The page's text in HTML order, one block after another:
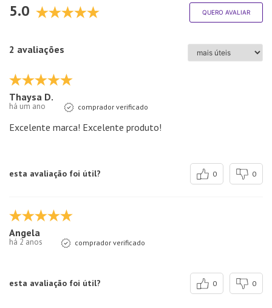
5.0
QUERO AVALIAR
2 avaliações
Thaysa D.
há um ano comprador verificado
Excelente marca! Excelente produto!
esta avaliação foi útil? 0 0
Angela
há 2 anos comprador verificado
esta avaliação foi útil? 0 0